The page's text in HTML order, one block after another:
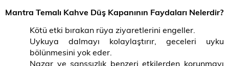
Mantra Temalı Kahve Düş Kapanının Faydaları Nelerdir?
Kötü etki bırakan rüya ziyaretlerini engeller.
Uykuya dalmayı kolaylaştırır, geceleri uyku
bölünmesini yok eder.
Nazar ve şanssızlık benzeri etkilerden korunmayı